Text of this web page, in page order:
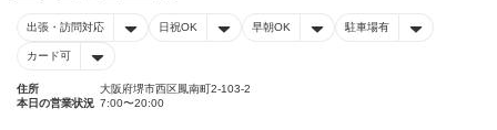
出張・訪問対応 日祝OK 早朝OK 駐車場有
カード可
住所
大阪府堺市西区鳳南町2-103-2
本日の営業状況 7:00〜20:00